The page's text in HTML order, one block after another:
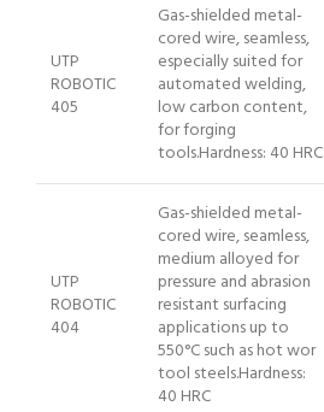
UTP
ROBOTIC
405
Gas-shielded metal-
cored wire, seamless,
especially suited for
automated welding,
low carbon content,
for forging
tools.Hardness: 40 HRC
UTP
ROBOTIC
404
Gas-shielded metal-
cored wire, seamless,
medium alloyed for
pressure and abrasion
resistant surfacing
applications up to
550°C such as hot wor
tool steels.Hardness:
40 HRC